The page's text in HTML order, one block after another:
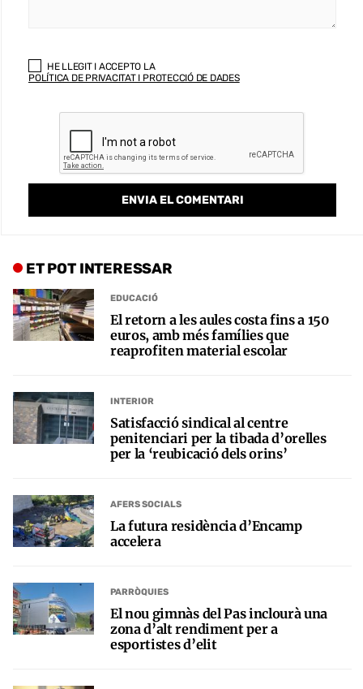
HE LLEGIT I ACCEPTO LA
POLÍTICA DE PRIVACITAT I PROTECCIÓ DE DADES
ET POT INTERESSAR
EDUCACIÓ
El retorn a les aules costa fins a 150
euros, amb més famílies que
reaprofiten material escolar
INTERIOR
Satisfacció sindical al centre
penitenciari per la tibada d’orelles
per la ‘reubicació dels orins’
AFERS SOCIALS
La futura residència d’Encamp
accelera
PARRÒQUIES
El nou gimnàs del Pas inclourà una
zona d’alt rendiment per a
esportistes d’elit